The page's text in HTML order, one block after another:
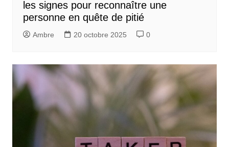
les signes pour reconnaître une
personne en quête de pitié
Ambre 20 octobre 2025 0